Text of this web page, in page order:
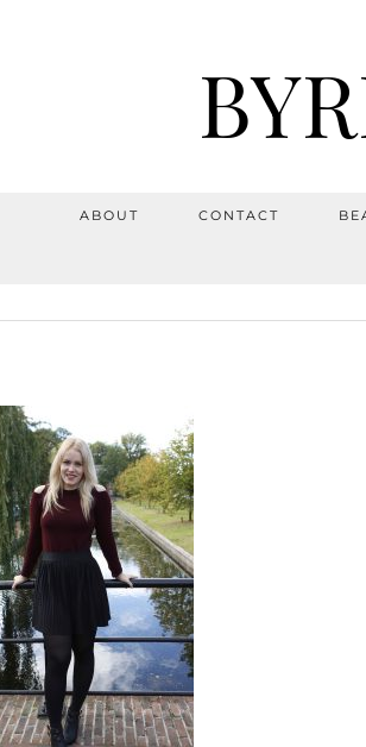
ABOUT CONTACT